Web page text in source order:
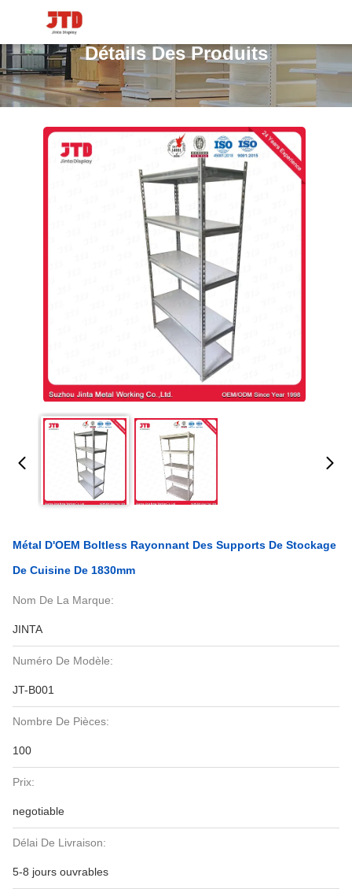
Détails Des Produits
Métal D'OEM Boltless Rayonnant Des Supports De Stockage
De Cuisine De 1830mm
Nom De La Marque:
JINTA
Numéro De Modèle:
JT-B001
Nombre De Pièces:
100
Prix:
negotiable
Délai De Livraison:
5-8 jours ouvrables